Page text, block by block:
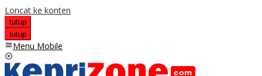
Loncat ke konten
tutup
tutup
Menu Mobile